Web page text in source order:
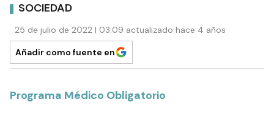
SOCIEDAD
25 de julio de 2022 | 03:09 actualizado hace 4 años
Añadir como fuente en
Programa Médico Obligatorio